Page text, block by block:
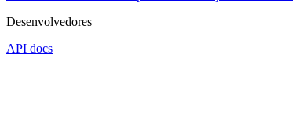
Desenvolvedores
API docs